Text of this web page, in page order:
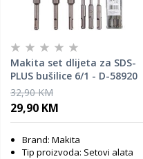
Makita set dlijeta za SDS-
PLUS bušilice 6/1 - D-58920
32,90 KM
29,90 KM
Brand: Makita
Tip proizvoda: Setovi alata